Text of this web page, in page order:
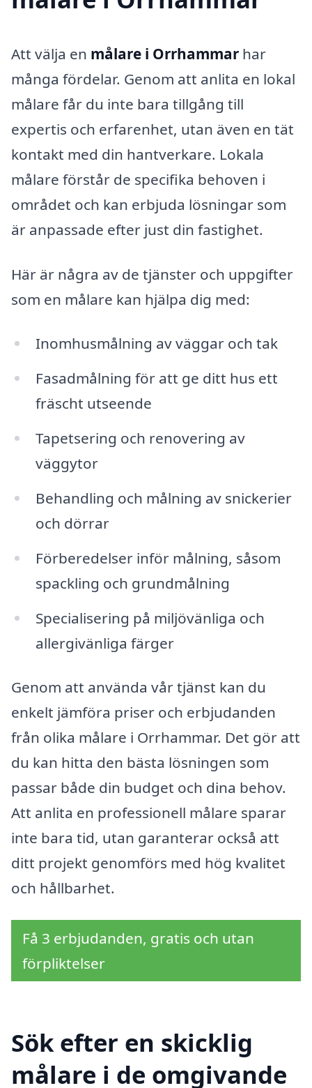
Att välja en målare i Orrhammar har
många fördelar. Genom att anlita en lokal
målare får du inte bara tillgång till
expertis och erfarenhet, utan även en tät
kontakt med din hantverkare. Lokala
målare förstår de specifika behoven i
området och kan erbjuda lösningar som
är anpassade efter just din fastighet.
Här är några av de tjänster och uppgifter
som en målare kan hjälpa dig med:
Inomhusmålning av väggar och tak
Fasadmålning för att ge ditt hus ett
fräscht utseende
Tapetsering och renovering av
väggytor
Behandling och målning av snickerier
och dörrar
Förberedelser inför målning, såsom
spackling och grundmålning
Specialisering på miljövänliga och
allergivänliga färger
Genom att använda vår tjänst kan du
enkelt jämföra priser och erbjudanden
från olika målare i Orrhammar. Det gör att
du kan hitta den bästa lösningen som
passar både din budget och dina behov.
Att anlita en professionell målare sparar
inte bara tid, utan garanterar också att
ditt projekt genomförs med hög kvalitet
och hållbarhet.
Få 3 erbjudanden, gratis och utan
förpliktelser
Sök efter en skicklig
målare i de omgivande